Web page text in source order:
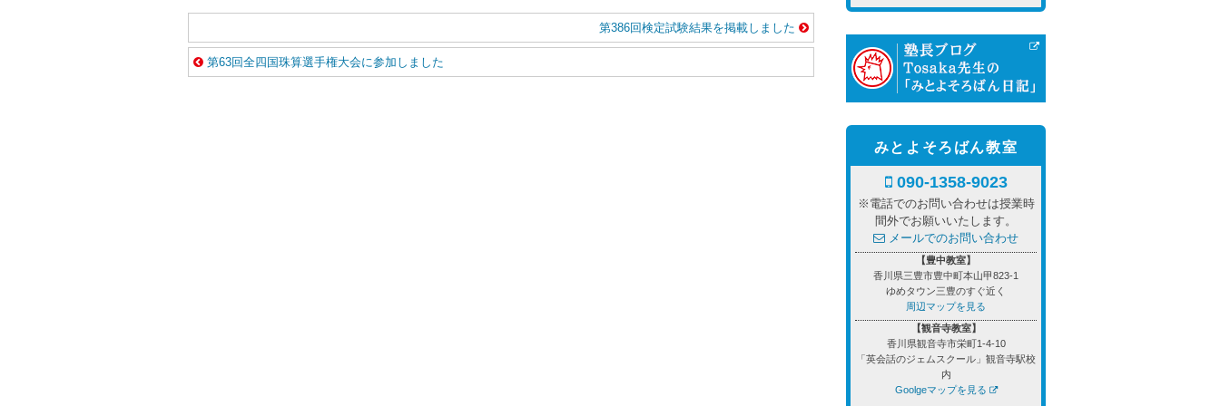
第386回検定試験結果を掲載しました
第63回全四国珠算選手権大会に参加しました
みとよそろばん教室
090-1358-9023
※電話でのお問い合わせは授業時
間外でお願いいたします。
メールでのお問い合わせ
【豊中教室】
香川県三豊市豊中町本山甲823-1
ゆめタウン三豊のすぐ近く
周辺マップを見る
【観音寺教室】
香川県観音寺市栄町1-4-10
「英会話のジェムスクール」観音寺駅校
内
Goolgeマップを見る